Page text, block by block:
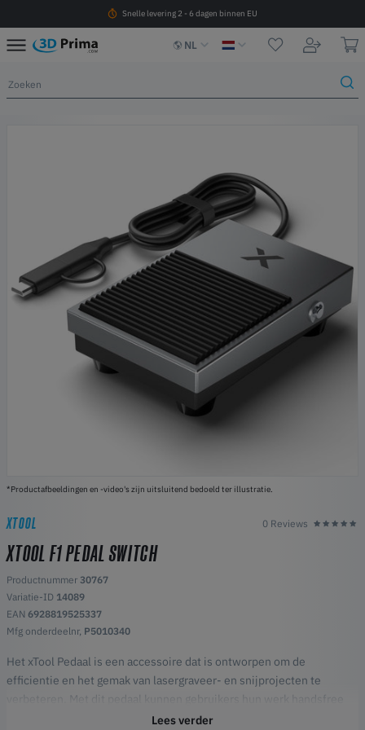
Snelle levering 2 - 6 dagen binnen EU
NL
*Productafbeeldingen en -video's zijn uitsluitend bedoeld ter illustratie.
XTOOL 0 Reviews
XTOOL F1 PEDAL SWITCH
Productnummer 30767
Variatie-ID 14089
EAN 6928819525337
Mfg onderdeelnr, P5010340
Het xTool Pedaal is een accessoire dat is ontworpen om de
efficientie en het gemak van lasergraveer- en snijprojecten te
verbeteren. Met dit pedaal kunnen gebruikers hun werk handsfree
starten of pauzeren, wat meer controle en precisie biedt. Het
Lees verder